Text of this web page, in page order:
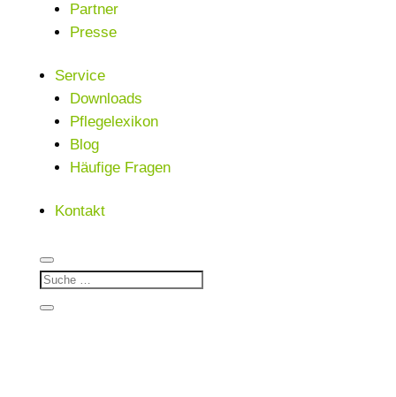
Partner
Presse
Service
Downloads
Pflegelexikon
Blog
Häufige Fragen
Kontakt